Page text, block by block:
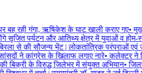
रही गंगा, ऋषिकेश के घाट खाली कराए गए•
पर्यटन और आतिथ्य क्षेत्र में युवाओं व होम-
से की सौजन्य भेंट | लोकतांत्रिक परंपराओं एवं
ने कांग्रेस के खिलाफ लगाए नारे•कलेक्टर ने
बिक्री के विरुद्ध जिलेभर में संयुक्त अभियान•जिला